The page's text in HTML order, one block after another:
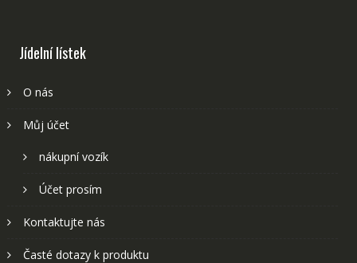
Jídelní lístek
O nás
Můj účet
nákupní vozík
Účet prosím
Kontaktujte nás
Časté dotazy k produktu